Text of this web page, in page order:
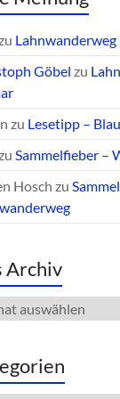
Göbel zu
zu Lesetipp –
Sammelfieber –
Hosch zu
Archiv